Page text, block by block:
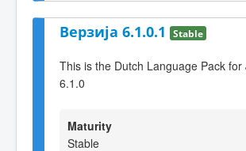
Верзија 6.1.0.1 Stable
This is the Dutch Language Pack for
6.1.0
Maturity
Stable